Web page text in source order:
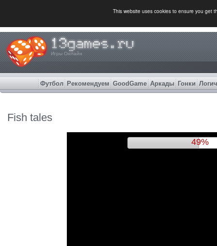
This website uses cookies to ensure you get
Игры Онлайн
Футбол Рекомендуем GoodGame Аркады Гонки
Fish tales
52%